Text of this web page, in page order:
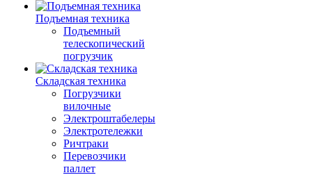
Подъемная техника
Подъемный
телескопический
погрузчик
Складская техника
Погрузчики
вилочные
Электроштабелеры
Электротележки
Ричтраки
Перевозчики
паллет